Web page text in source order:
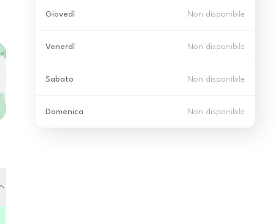
Giovedì Non disponibile
Venerdì Non disponibile
Sabato Non disponibile
Domenica Non disponibile